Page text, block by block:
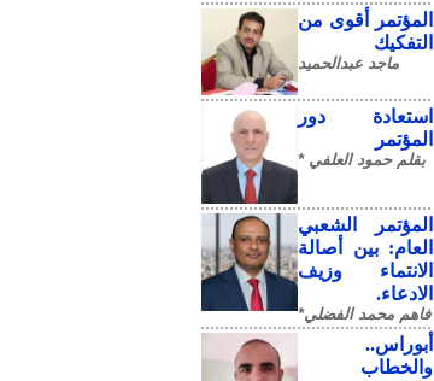
المؤتمر أقوى من
التفكيك
ماجد عبدالحميد
استعادة دور
المؤتمر
بقلم حمود العلفي *
المؤتمر الشعبي
العام: بين أصالة
الانتماء وزيف
الادعاء.
فاهم محمد الفضلي*
أبوراس..
والخطاب